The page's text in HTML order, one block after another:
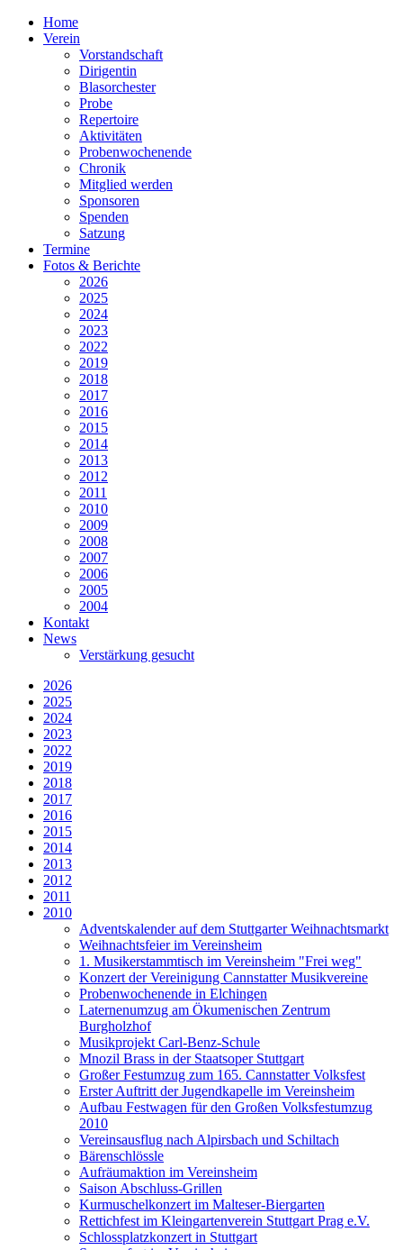
Home
Verein
Vorstandschaft
Dirigentin
Blasorchester
Probe
Repertoire
Aktivitäten
Probenwochenende
Chronik
Mitglied werden
Sponsoren
Spenden
Satzung
Termine
Fotos & Berichte
2026
2025
2024
2023
2022
2019
2018
2017
2016
2015
2014
2013
2012
2011
2010
2009
2008
2007
2006
2005
2004
Kontakt
News
Verstärkung gesucht
2026
2025
2024
2023
2022
2019
2018
2017
2016
2015
2014
2013
2012
2011
2010
Adventskalender auf dem Stuttgarter Weihnachtsmarkt
Weihnachtsfeier im Vereinsheim
1. Musikerstammtisch im Vereinsheim "Frei weg"
Konzert der Vereinigung Cannstatter Musikvereine
Probenwochenende in Elchingen
Laternenumzug am Ökumenischen Zentrum
Burgholzhof
Musikprojekt Carl-Benz-Schule
Mnozil Brass in der Staatsoper Stuttgart
Großer Festumzug zum 165. Cannstatter Volksfest
Erster Auftritt der Jugendkapelle im Vereinsheim
Aufbau Festwagen für den Großen Volksfestumzug
2010
Vereinsausflug nach Alpirsbach und Schiltach
Bärenschlössle
Aufräumaktion im Vereinsheim
Saison Abschluss-Grillen
Kurmuschelkonzert im Malteser-Biergarten
Rettichfest im Kleingartenverein Stuttgart Prag e.V.
Schlossplatzkonzert in Stuttgart